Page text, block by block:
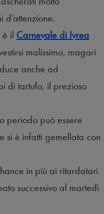
il Carnevale di Ivrea
malissimo, magari
anche ad
di tartufo, il prezioso
periodo può essere
si è infatti gemellata con
in più ai ritardatari
successivo al martedì